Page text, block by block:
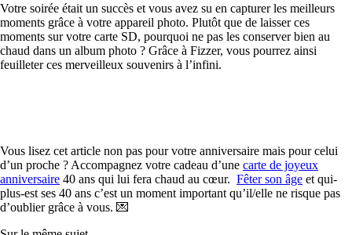
Votre soirée était un succès et vous avez su en capturer les meilleurs
moments grâce à votre appareil photo. Plutôt que de laisser ces
moments sur votre carte SD, pourquoi ne pas les conserver bien au
chaud dans un album photo ? Grâce à Fizzer, vous pourrez ainsi
feuilleter ces merveilleux souvenirs à l’infini.
Vous lisez cet article non pas pour votre anniversaire mais pour celui
d’un proche ? Accompagnez votre cadeau d’une carte de joyeux
anniversaire 40 ans qui lui fera chaud au cœur. Fêter son âge et qui-
plus-est ses 40 ans c’est un moment important qu’il/elle ne risque pas
d’oublier grâce à vous. 💌